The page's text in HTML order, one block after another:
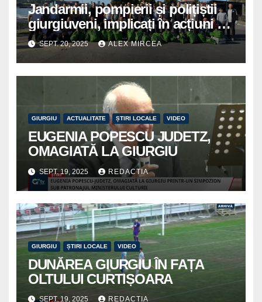
Jandarmii, pompierii și polițiștii
giurgiuveni, implicați în acțiuni de
voluntariat pentru un oraș mai
curat
SEPT. 20, 2025 ALEX MIRCEA
GIURGIU ACTUALITATE ȘTIRI LOCALE VIDEO
EUGENIA POPESCU JUDETZ,
OMAGIATĂ LA GIURGIU
SEPT. 19, 2025 REDACTIA
GIURGIU ȘTIRI LOCALE VIDEO
DUNĂREA GIURGIU ÎN FAȚA
OLTULUI CURTIȘOARA
SEPT. 19, 2025 REDACTIA